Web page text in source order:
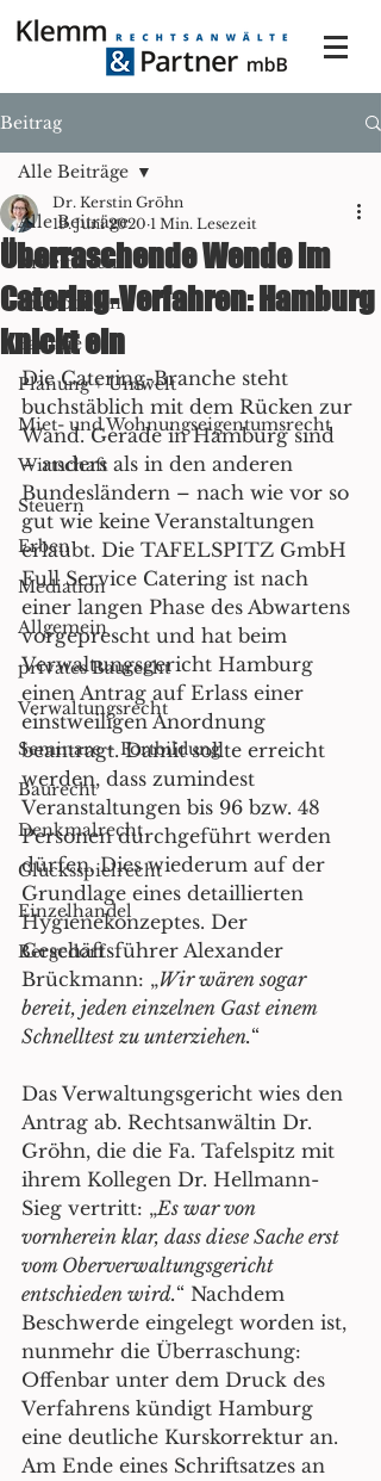
Beitrag
Alle Beiträge
Arbeitsrecht
Immobilien
Familie
Planung + Umwelt
Miet- und Wohnungseigentumsrecht
Wirtschaft
Steuern
Erben
Mediation
Allgemein
privates Baurecht
Verwaltungsrecht
Seminare + Fortbildung
Baurecht
Denkmalrecht
Glücksspielrecht
Einzelhandel
Bergedorf
Alle Beiträge
Überraschende Wende im
Catering-Verfahren: Hamburg
knickt ein
Dr. Kerstin Gröhn
19. Juni 2020 1 Min. Lesezeit
Die Catering-Branche steht
buchstäblich mit dem Rücken zur
Wand. Gerade in Hamburg sind
– anders als in den anderen
Bundesländern – nach wie vor so
gut wie keine Veranstaltungen
erlaubt. Die TAFELSPITZ GmbH
Full Service Catering ist nach
einer langen Phase des Abwartens
vorgeprescht und hat beim
Verwaltungsgericht Hamburg
einen Antrag auf Erlass einer
einstweiligen Anordnung
beantragt. Damit sollte erreicht
werden, dass zumindest
Veranstaltungen bis 96 bzw. 48
Personen durchgeführt werden
dürfen. Dies wiederum auf der
Grundlage eines detaillierten
Hygienekonzeptes. Der
Geschäftsführer Alexander
Brückmann: „Wir wären sogar
bereit, jeden einzelnen Gast einem
Schnelltest zu unterziehen.“
Das Verwaltungsgericht wies den
Antrag ab. Rechtsanwältin Dr.
Gröhn, die die Fa. Tafelspitz mit
ihrem Kollegen Dr. Hellmann-
Sieg vertritt: „Es war von
vornherein klar, dass diese Sache erst
vom Oberverwaltungsgericht
entschieden wird.“ Nachdem
Beschwerde eingelegt worden ist,
nunmehr die Überraschung:
Offenbar unter dem Druck des
Verfahrens kündigt Hamburg
eine deutliche Kurskorrektur an.
Am Ende eines Schriftsatzes an